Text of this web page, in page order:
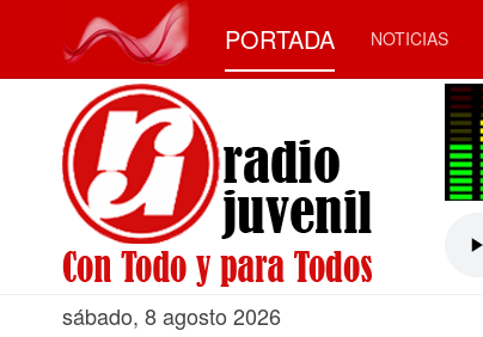
PORTADA NOTICIAS
sábado, 8 agosto 2026